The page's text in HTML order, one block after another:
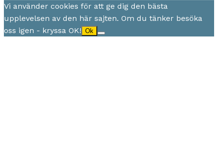
Vi använder cookies för att ge dig den bästa
upplevelsen av den här sajten. Om du tänker besöka
oss igen - kryssa OK! Ok